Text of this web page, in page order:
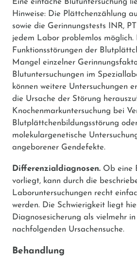
Hinweise: Die Plättchenzählung
sowie die Gerinnungstests INR,
jedem Labor problemlos möglich.
Funktionsstörungen der
Mangel einzelner
Blutuntersuchungen im
können weitere Untersuchungen
die Ursache der Störung
Knochenmarkuntersuchung bei
Blutplättchenbildungsstörung
molekulargenetische
angeborener Gendefekte.
Differenzialdiagnosen. Ob eine
vorliegt, kann durch die
Laboruntersuchungen recht
werden. Die Schwierigkeit liegt
Diagnosesicherung als vielmehr
nachfolgenden Ursachensuche.
Behandlung